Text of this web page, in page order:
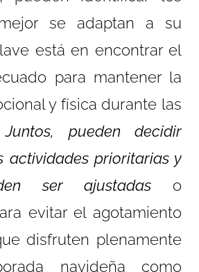
se adaptan a su
está en encontrar el
para mantener la
y física durante las
Juntos, pueden decidir
actividades prioritarias y
ser ajustadaso
evitar el agotamiento
disfruten plenamente
navideña como